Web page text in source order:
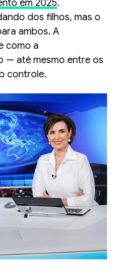
em 2025.
dos filhos, mas o
ambos. A
como a
— até mesmo entre os
controle.